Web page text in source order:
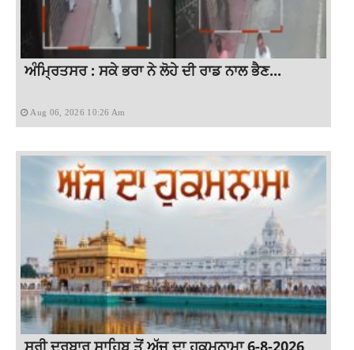
ਅੰਮ੍ਰਿਤਸਰ : ਸਕੇ ਭਰਾ ਨੇ ਲੋਹੇ ਦੀ ਰਾਡ ਨਾਲ ਭੈਣ...
Aug 06, 2026 10:26 Am
ਸ੍ਰੀ ਦਰਬਾਰ ਸਾਹਿਬ ਤੋਂ ਅੱਜ ਦਾ ਹੁਕਮਨਾਮਾ 6-8-2026